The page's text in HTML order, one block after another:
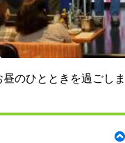
のひとときを過ごしま